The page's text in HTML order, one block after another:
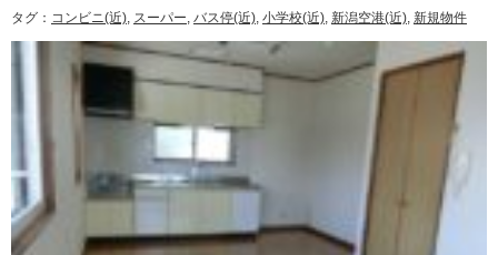
タグ： コンビニ(近) スーパー バス停(近) 小学校(近) 新潟空港(近) 新規物件